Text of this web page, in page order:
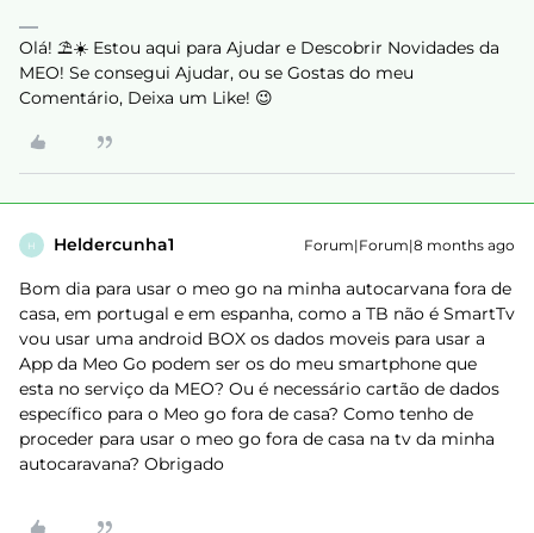
Olá! ⛱️☀️ Estou aqui para Ajudar e Descobrir Novidades da
MEO! Se consegui Ajudar, ou se Gostas do meu
Comentário, Deixa um Like! 😉
H Heldercunha1 Forum|Forum|8 months ago
Bom dia para usar o meo go na minha autocarvana fora de
casa, em portugal e em espanha, como a TB não é SmartTv
vou usar uma android BOX os dados moveis para usar a
App da Meo Go podem ser os do meu smartphone que
esta no serviço da MEO? Ou é necessário cartão de dados
específico para o Meo go fora de casa? Como tenho de
proceder para usar o meo go fora de casa na tv da minha
autocaravana? Obrigado